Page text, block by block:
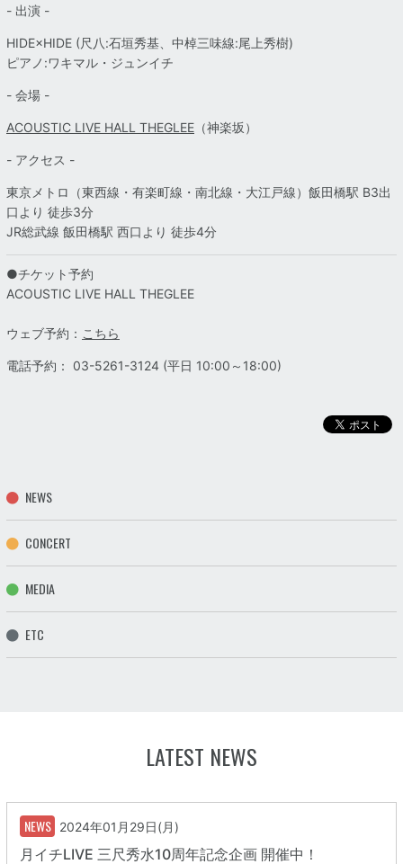
NEWS
CONCERT
MEDIA
ETC
- 出演 -
HIDE×HIDE (尺八:石垣秀基、中棹三味線:尾上秀樹)
ピアノ:ワキマル・ジュンイチ
- 会場 -
ACOUSTIC LIVE HALL THEGLEE （神楽坂）
- アクセス -
東京メトロ（東西線・有楽町線・南北線・大江戸線）飯田橋駅 B3出
口より 徒歩3分
JR総武線 飯田橋駅 西口より 徒歩4分
●チケット予約
ACOUSTIC LIVE HALL THEGLEE
ウェブ予約： こちら
電話予約： 03-5261-3124 (平日 10:00～18:00)
LATEST NEWS
NEWS 2024年01月29日(月)
月イチLIVE 三尺秀水10周年記念企画 開催中！